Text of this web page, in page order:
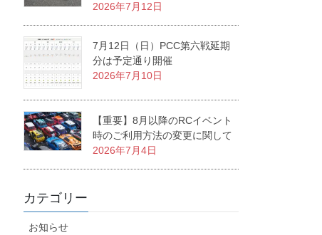
2026年7月12日
7月12日（日）PCC第六戦延期
分は予定通り開催
2026年7月10日
【重要】8月以降のRCイベント
時のご利用方法の変更に関して
2026年7月4日
カテゴリー
お知らせ